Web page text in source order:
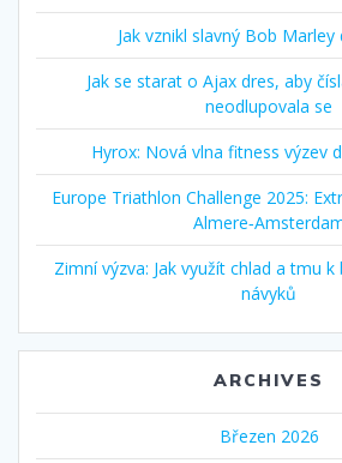
Jak vznikl slavný Bob Marley
Jak se starat o Ajax dres, aby
neodlupovala se
Hyrox: Nová vlna fitness výzev
Europe Triathlon Challenge 2025:
Zimní výzva: Jak využít chlad a tmu
návyků
ARCHIVES
Březen 2026